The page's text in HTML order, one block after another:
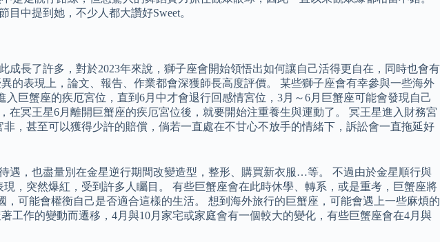
中提到她，不少人都大讚好Sweet。
長了許多，對於2023年來說，獅子座會開始領悟出如何讓自己活得更自在，同時也會有
的表現上，論文、報告、作業都會深獲師長高度評價。 某些獅子座會有幸參與一些海外
巨蟹座的疾厄宮位，直到6月中才會退行回感情宮位，3月～6月巨蟹座可能會發現自己
冥王星6月離開巨蟹座的疾厄宮位後，就要開始注重養生與運動了。 冥王星進入財務宮
，甚至可以獲得少許的賠償，倘若一直處在不甘心不放手的情緒下，訴訟會一直拖延好
遇，也盡量別在金星逆行期間改變造型，整形、購買新衣服…等。 不過由於金星順行與
，突然爆紅，受到許多人矚目。 有些巨蟹座會在此時休學、轉系，或是重考，巨蟹座將
可能會權衡自己是否適合這樣的生活。 想到海外旅行的巨蟹座，可能會遇上一些麻煩的
作的變動而遷移，4月與10月家宅或家庭會有一個較大的變化，有些巨蟹座會在4月與